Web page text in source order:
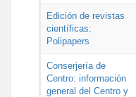
Edición de revistas
científicas:
Polipapers
Conserjería de
Centro: información
general del Centro y